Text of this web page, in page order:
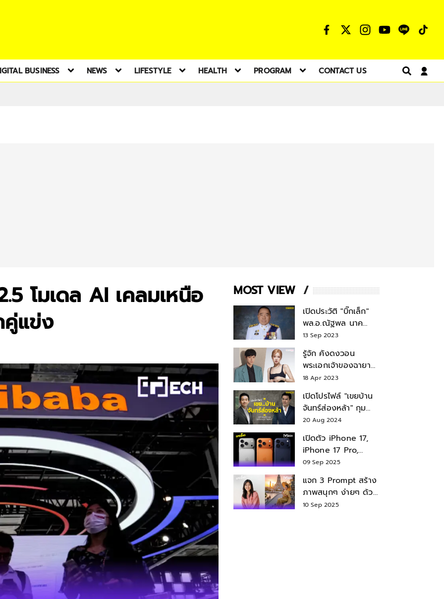
BUSINESS NEWS LIFESTYLE HEALTH PROGRAM CONTACT US
โมเดล AI เคลมเหนือ
แข่ง
MOST VIEW
เปิดประวัติ "บิ๊กเล็ก"
พล.อ.ณัฐพล นาค
พาณิชย์ จากเลขาฯ
สมช.-เลขาฯ
รมว.กลาโหม
13 Sep 2023
รู้จัก คังดงวอน
พระเอกเจ้าของฉายา
สมบัติแห่งชาติ หลังมี
18 Apr 2023
เปิดโปรไฟล์ "เขยบ้าน
จันทร์ส่องหล้า" กุม
บังเหียนธุรกิจตระกูล
"ชินวัตร"
20 Aug 2024
เปิดตัว iPhone 17,
iPhone 17 Pro,
iPhone 17 Air สเปค
09 Sep 2025
แจก 3 Prompt สร้าง
ภาพสนุกๆ ง่ายๆ ด้วย
Nano Banana ใน
10 Sep 2025